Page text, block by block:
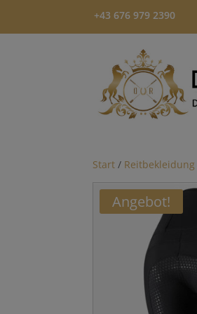
+43 676 979 2390
Start / Reitbekleidung
Angebot!